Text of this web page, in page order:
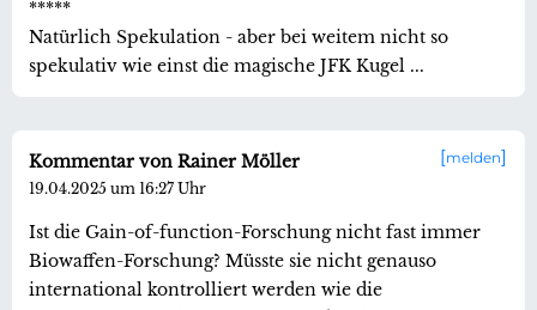
*****
Natürlich Spekulation - aber bei weitem nicht so
spekulativ wie einst die magische JFK Kugel ...
melden
Kommentar von Rainer Möller
19.04.2025 um 16:27 Uhr
Ist die Gain-of-function-Forschung nicht fast immer
Biowaffen-Forschung? Müsste sie nicht genauso
international kontrolliert werden wie die